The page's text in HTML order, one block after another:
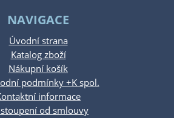
NAVIGACE
Úvodní strana
Katalog zboží
Nákupní košík
podmínky +K spol.
informace
od smlouvy